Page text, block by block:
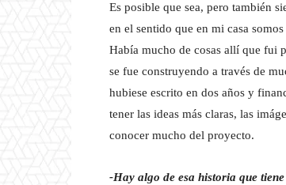
Es posible que sea, pero también
en el sentido que en mi casa
Había mucho de cosas allí que fui
se fue construyendo a través de
hubiese escrito en dos años y
tener las ideas más claras, las
conocer mucho del proyecto.
-Hay algo de esa historia que